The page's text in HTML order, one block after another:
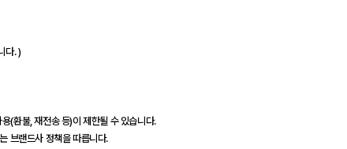
다. )
(환불, 재전송 등)이 제한될 수 있습니다.
브랜드사 정책을 따릅니다.